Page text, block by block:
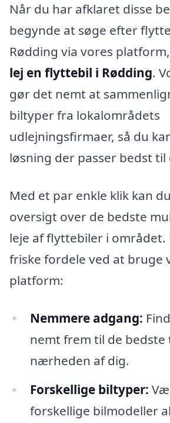
Når du har afklaret disse
begynde at søge efter
Rødding via vores
lej en flyttebil i Rødding.
gør det nemt at
biltyper fra lokalområdets
udlejningsfirmaer, så du
løsning der passer bedst til
Med et par enkle klik kan
oversigt over de bedste
leje af flyttebiler i området.
friske fordele ved at bruge
platform:
Nemmere adgang:
nemt frem til de bedste
nærheden af dig.
Forskellige biltyper:
forskellige bilmodeller